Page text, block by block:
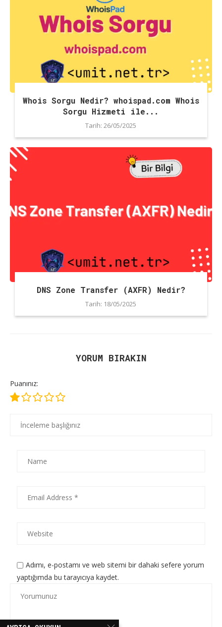
Whois Sorgu Nedir? whoispad.com Whois
Sorgu Hizmeti ile...
Tarih: 26/05/2025
DNS Zone Transfer (AXFR) Nedir?
Tarih: 18/05/2025
YORUM BIRAKIN
Puanınız:
Adımı, e-postamı ve web sitemi bir dahaki sefere yorum
yaptığımda bu tarayıcıya kaydet.